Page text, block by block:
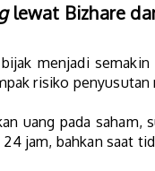
lewat Bizhare
menjadi
risiko
uang pada saham,
jam, bahkan saat